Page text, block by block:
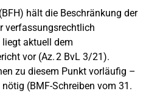
hält die Beschränkung der
verfassungsrechtlich
liegt aktuell dem
vor (Az. 2 BvL 3/21).
zu diesem Punkt vorläufig –
(BMF-Schreiben vom 31.